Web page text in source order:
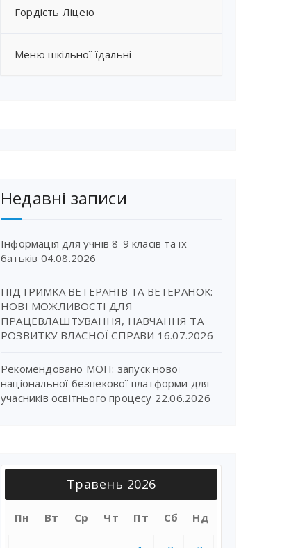
Гордість Ліцею
Меню шкільної їдальні
Недавні записи
Інформація для учнів 8-9 класів та їх
батьків 04.08.2026
ПІДТРИМКА ВЕТЕРАНІВ ТА ВЕТЕРАНОК:
НОВІ МОЖЛИВОСТІ ДЛЯ
ПРАЦЕВЛАШТУВАННЯ, НАВЧАННЯ ТА
РОЗВИТКУ ВЛАСНОЇ СПРАВИ 16.07.2026
Рекомендовано МОН: запуск нової
національної безпекової платформи для
учасників освітнього процесу 22.06.2026
Травень 2026
Пн Вт Ср Чт Пт Сб Нд